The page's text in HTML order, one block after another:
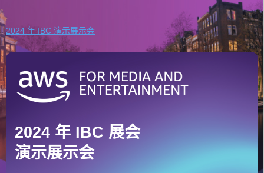
资源
2024 年 IBC 演示展示会
2024 年 IBC 展会
演示展示会